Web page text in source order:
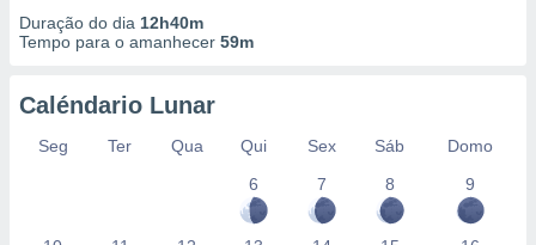
Duração do dia 12h40m
Tempo para o amanhecer 59m
Caléndario Lunar
Seg Ter Qua Qui Sex Sáb
Domo
6
7 8 9